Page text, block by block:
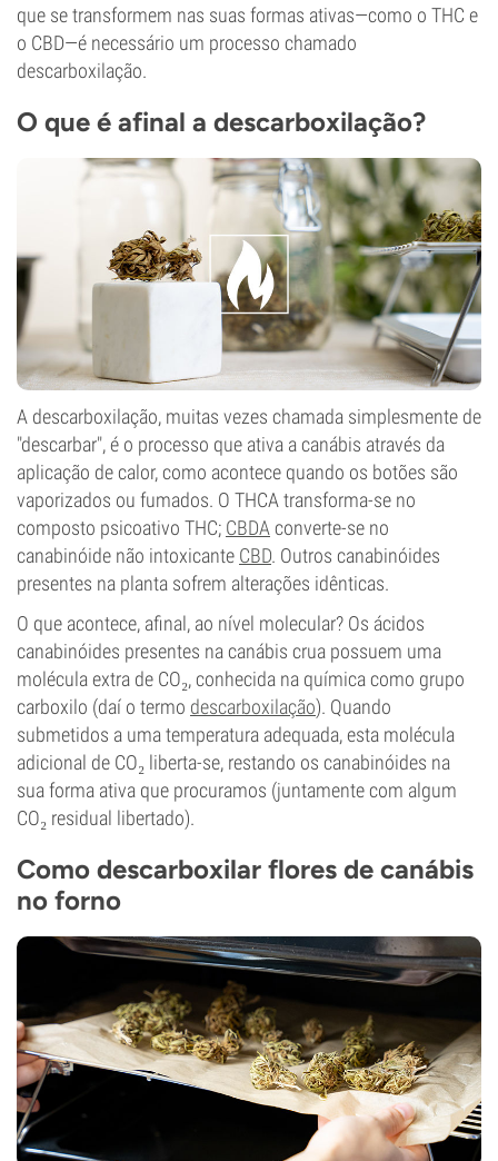
que se transformem nas suas formas ativas—como o THC e
o CBD—é necessário um processo chamado
descarboxilação.
O que é afinal a descarboxilação?
A descarboxilação, muitas vezes chamada simplesmente de
"descarbar", é o processo que ativa a canábis através da
aplicação de calor, como acontece quando os botões são
vaporizados ou fumados. O THCA transforma-se no
composto psicoativo THC; CBDA converte-se no
canabinóide não intoxicante CBD. Outros canabinóides
presentes na planta sofrem alterações idênticas.
O que acontece, afinal, ao nível molecular? Os ácidos
canabinóides presentes na canábis crua possuem uma
molécula extra de CO₂, conhecida na química como grupo
carboxilo (daí o termo descarboxilação). Quando
submetidos a uma temperatura adequada, esta molécula
adicional de CO₂ liberta-se, restando os canabinóides na
sua forma ativa que procuramos (juntamente com algum
CO₂ residual libertado).
Como descarboxilar flores de canábis
no forno